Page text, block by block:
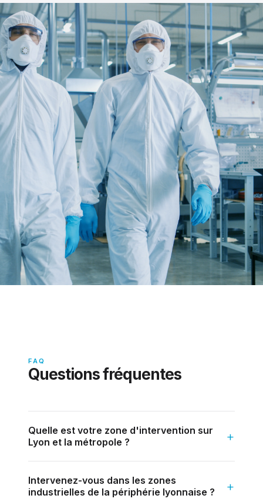
FAQ
Questions fréquentes
Quelle est votre zone d'intervention sur
Lyon et la métropole ?
Intervenez-vous dans les zones
industrielles de la périphérie lyonnaise ?